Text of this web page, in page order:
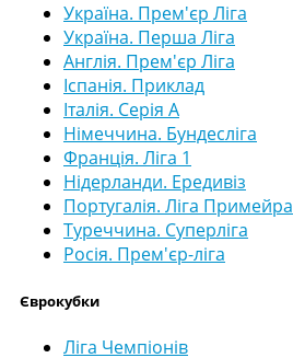
Україна. Прем'єр Ліга
Україна. Перша Ліга
Англія. Прем'єр Ліга
Іспанія. Приклад
Італія. Серія А
Німеччина. Бундесліга
Франція. Ліга 1
Нідерланди. Ередивіз
Португалія. Ліга Примейра
Туреччина. Суперліга
Росія. Прем'єр-ліга
Єврокубки
Ліга Чемпіонів